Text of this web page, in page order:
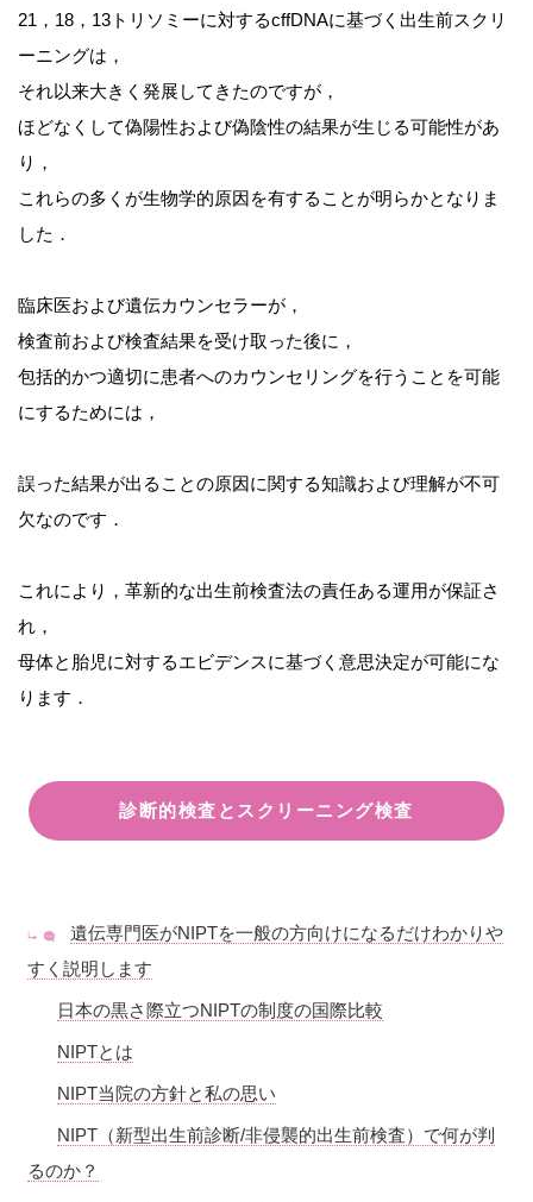
21，18，13トリソミーに対するcffDNAに基づく出生前スクリ
ーニングは，
それ以来大きく発展してきたのですが，
ほどなくして偽陽性および偽陰性の結果が生じる可能性があ
り，
これらの多くが生物学的原因を有することが明らかとなりま
した．
臨床医および遺伝カウンセラーが，
検査前および検査結果を受け取った後に，
包括的かつ適切に患者へのカウンセリングを行うことを可能
にするためには，
誤った結果が出ることの原因に関する知識および理解が不可
欠なのです．
これにより，革新的な出生前検査法の責任ある運用が保証さ
れ，
母体と胎児に対するエビデンスに基づく意思決定が可能にな
ります．
診断的検査とスクリーニング検査
遺伝専門医がNIPTを一般の方向けになるだけわかりや
すく説明します
日本の黒さ際立つNIPTの制度の国際比較
NIPTとは
NIPT当院の方針と私の思い
NIPT（新型出生前診断/非侵襲的出生前検査）で何が判
るのか？